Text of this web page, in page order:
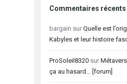
Commentaires récents
bargain sur Quelle est
Kabyles et leur histoire
ProSoleil8320 sur
ça au hasard… [forum]